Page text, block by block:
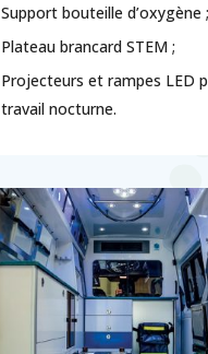
Support bouteille d’oxygène ;
Plateau brancard STEM ;
Projecteurs et rampes LED
travail nocturne.